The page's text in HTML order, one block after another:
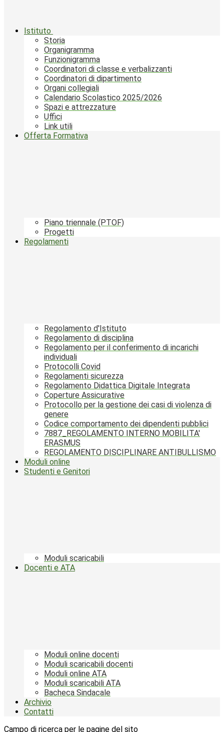
Istituto
Storia
Organigramma
Funzionigramma
Coordinatori di classe e verbalizzanti
Coordinatori di dipartimento
Organi collegiali
Calendario Scolastico 2025/2026
Spazi e attrezzature
Uffici
Link utili
Offerta Formativa
Piano triennale (PTOF)
Progetti
Regolamenti
Regolamento d'Istituto
Regolamento di disciplina
Regolamento per il conferimento di incarichi
individuali
Protocolli Covid
Regolamenti sicurezza
Regolamento Didattica Digitale Integrata
Coperture Assicurative
Protocollo per la gestione dei casi di violenza di
genere
Codice comportamento dei dipendenti pubblici
7887_REGOLAMENTO INTERNO MOBILITA'
ERASMUS
REGOLAMENTO DISCIPLINARE ANTIBULLISMO
Moduli online
Studenti e Genitori
Moduli scaricabili
Docenti e ATA
Moduli online docenti
Moduli scaricabili docenti
Moduli online ATA
Moduli scaricabili ATA
Bacheca Sindacale
Archivio
Contatti
Campo di ricerca per le pagine del sito